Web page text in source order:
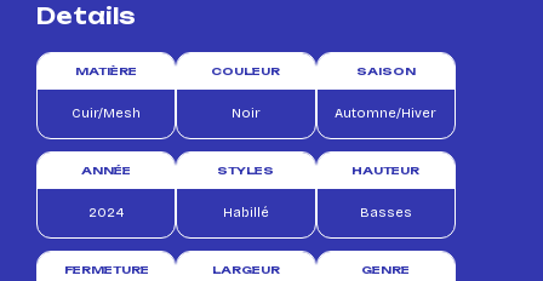
Details
MATIÈRE
Cuir/Mesh
COULEUR
Noir
SAISON
Automne/Hiver
ANNÉE
2024
STYLES
Habillé
HAUTEUR
Basses
FERMETURE LARGEUR GENRE